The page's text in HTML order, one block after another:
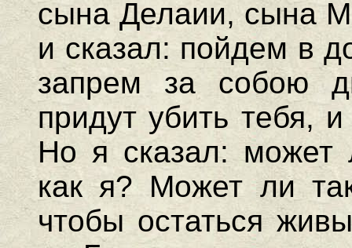
сына Делаии, сына
и сказал: пойдем в
запрем за собою
придут убить тебя,
Но я сказал: может
как я? Может ли
чтобы остаться